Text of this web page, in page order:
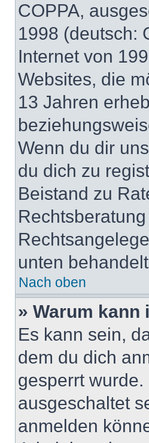
COPPA,
1998 (deutsch:
Internet von
Websites, die
13 Jahren
Wenn du dir
du dich zu
Beistand zu
unten
Nach oben
» Warum
Es kann sein,
dem du dich
gesperrt
ausgeschaltet
anmelden